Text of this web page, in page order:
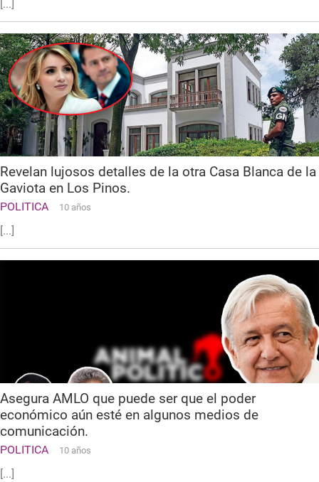
[...]
Revelan lujosos detalles de la otra Casa Blanca de la
Gaviota en Los Pinos.
POLITICA 10 años
[...]
Asegura AMLO que puede ser que el poder
económico aún esté en algunos medios de
comunicación.
POLITICA 10 años
[...]